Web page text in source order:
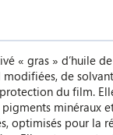
« gras » d’huile
de
du film.
minéraux
optimisés pour la